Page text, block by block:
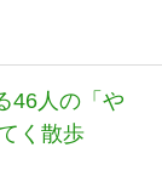
46人の「や
く散歩